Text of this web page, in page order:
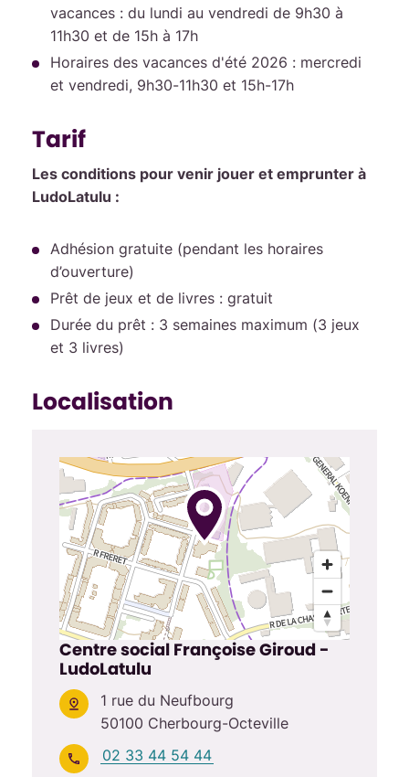
vacances : du lundi au vendredi de 9h30 à
11h30 et de 15h à 17h
Horaires des vacances d'été 2026 : mercredi
et vendredi, 9h30-11h30 et 15h-17h
Tarif
Les conditions pour venir jouer et emprunter à
LudoLatulu :
Adhésion gratuite (pendant les horaires
d’ouverture)
Prêt de jeux et de livres : gratuit
Durée du prêt : 3 semaines maximum (3 jeux
et 3 livres)
Localisation
Centre social Françoise Giroud -
LudoLatulu
1 rue du Neufbourg
50100 Cherbourg-Octeville
02 33 44 54 44